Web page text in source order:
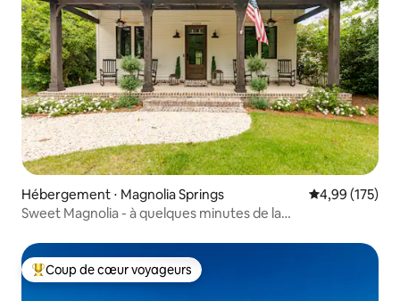
Hébergement ⋅ Magnolia Springs Évaluation
4,99 (175)
Sweet Magnolia - à quelques minutes de la
Coups de cœur voyageurs les plus appréciés
Coup de cœur voyageurs